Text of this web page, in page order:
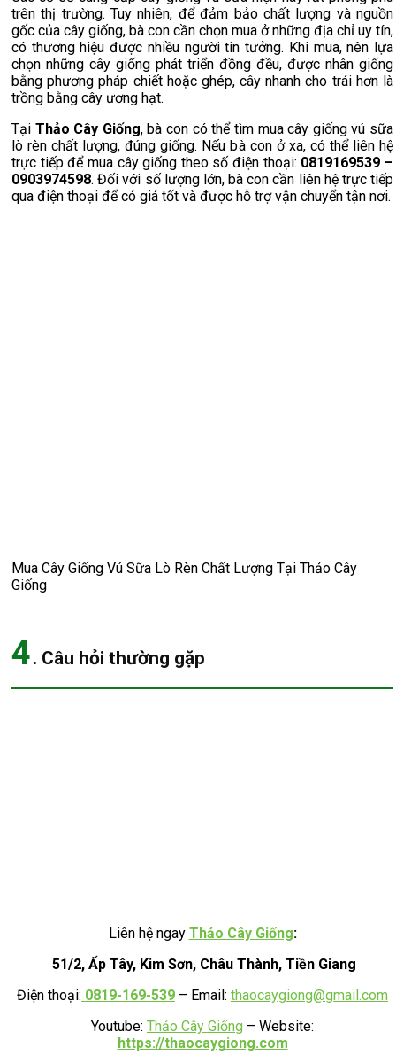
trên thị trường. Tuy nhiên, để đảm bảo chất lượng và nguồn
gốc của cây giống, bà con cần chọn mua ở những địa chỉ uy tín,
có thương hiệu được nhiều người tin tưởng. Khi mua, nên lựa
chọn những cây giống phát triển đồng đều, được nhân giống
bằng phương pháp chiết hoặc ghép, cây nhanh cho trái hơn là
trồng bằng cây ương hạt.
Tại Thảo Cây Giống, bà con có thể tìm mua cây giống vú sữa
lò rèn chất lượng, đúng giống. Nếu bà con ở xa, có thể liên hệ
trực tiếp để mua cây giống theo số điện thoại: 0819169539 –
0903974598. Đối với số lượng lớn, bà con cần liên hệ trực tiếp
qua điện thoại để có giá tốt và được hỗ trợ vận chuyển tận nơi.
Mua Cây Giống Vú Sữa Lò Rèn Chất Lượng Tại Thảo Cây
Giống
4. Câu hỏi thường gặp
Liên hệ ngay Thảo Cây Giống:
51/2, Ấp Tây, Kim Sơn, Châu Thành, Tiền Giang
Điện thoại: 0819-169-539 – Email: thaocaygiong@gmail.com
Youtube: Thảo Cây Giống – Website:
https://thaocaygiong.com